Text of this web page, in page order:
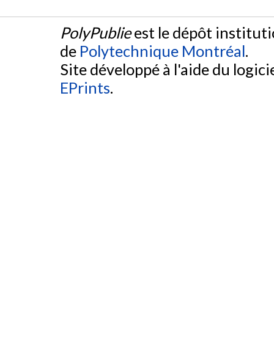
PolyPublieest le dépôt
de Polytechnique Montréal.
Site développé à l'aide du
EPrints.